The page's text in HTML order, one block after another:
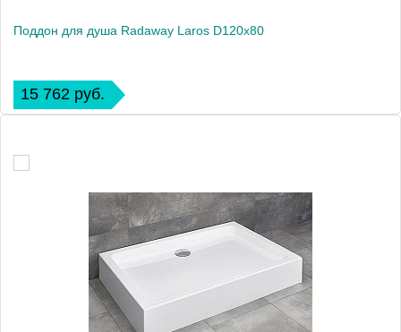
Поддон для душа Radaway Laros D120x80
15 762 руб.